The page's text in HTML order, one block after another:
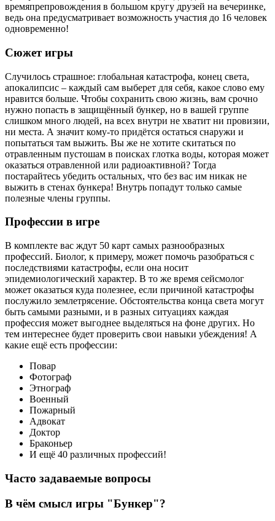
времяпрепровождения в большом кругу друзей на вечеринке,
ведь она предусматривает возможность участия до 16 человек
одновременно!
Сюжет игры
Случилось страшное: глобальная катастрофа, конец света,
апокалипсис – каждый сам выберет для себя, какое слово ему
нравится больше. Чтобы сохранить свою жизнь, вам срочно
нужно попасть в защищённый бункер, но в вашей группе
слишком много людей, на всех внутри не хватит ни провизии,
ни места. А значит кому-то придётся остаться снаружи и
попытаться там выжить. Вы же не хотите скитаться по
отравленным пустошам в поисках глотка воды, которая может
оказаться отравленной или радиоактивной? Тогда
постарайтесь убедить остальных, что без вас им никак не
выжить в стенах бункера! Внутрь попадут только самые
полезные члены группы.
Профессии в игре
В комплекте вас ждут 50 карт самых разнообразных
профессий. Биолог, к примеру, может помочь разобраться с
последствиями катастрофы, если она носит
эпидемиологический характер. В то же время сейсмолог
может оказаться куда полезнее, если причиной катастрофы
послужило землетрясение. Обстоятельства конца света могут
быть самыми разными, и в разных ситуациях каждая
профессия может выгоднее выделяться на фоне других. Но
тем интереснее будет проверить свои навыки убеждения! А
какие ещё есть профессии:
Повар
Фотограф
Этнограф
Военный
Пожарный
Адвокат
Доктор
Браконьер
И ещё 40 различных профессий!
Часто задаваемые вопросы
В чём смысл игры "Бункер"?